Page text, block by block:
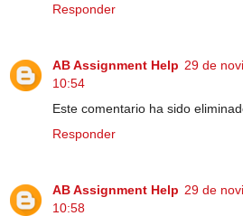
Responder
AB Assignment Help 29 de
10:54
Este comentario ha sido
Responder
AB Assignment Help 29 de
10:58